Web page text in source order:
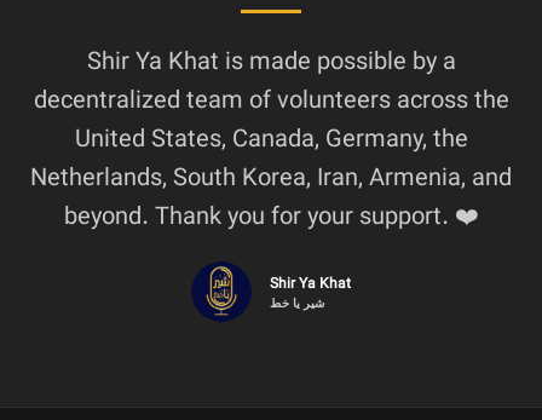
Shir Ya Khat is made possible by a
decentralized team of volunteers across the
United States, Canada, Germany, the
Netherlands, South Korea, Iran, Armenia, and
beyond. Thank you for your support. ❤️
Shir Ya Khat
شیر یا خط